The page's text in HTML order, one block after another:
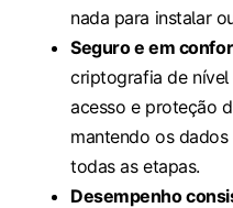
nada para instalar
Seguro e em
criptografia de
acesso e proteção
mantendo os
todas as etapas.
Desempenho